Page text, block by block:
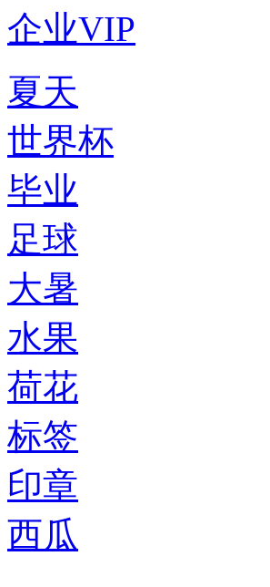
企业VIP
夏天
世界杯
毕业
足球
大暑
水果
荷花
标签
印章
西瓜